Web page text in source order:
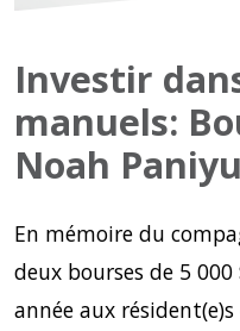
Investir
manuels:
Noah
En mémoire du
deux bourses de 5
année aux